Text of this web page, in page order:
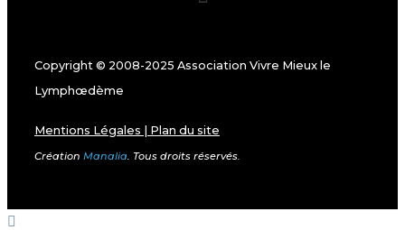
Copyright © 2008-2025 Association Vivre Mieux le
Lymphœdème
Mentions Légales Plan du site
Création Manalia. Tous droits réservés.